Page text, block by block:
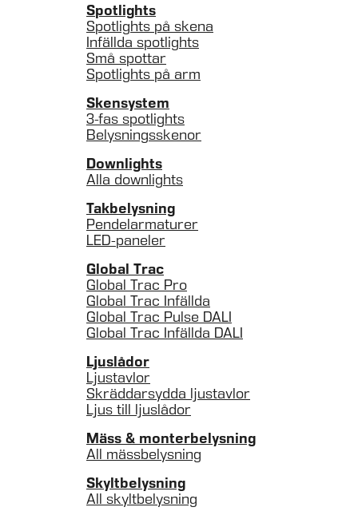
Spotlights
Spotlights på skena
Infällda spotlights
Små spottar
Spotlights på arm
Skensystem
3-fas spotlights
Belysningsskenor
Downlights
Alla downlights
Takbelysning
Pendelarmaturer
LED-paneler
Global Trac
Global Trac Pro
Global Trac Infällda
Global Trac Pulse DALI
Global Trac Infällda DALI
Ljuslådor
Ljustavlor
Skräddarsydda ljustavlor
Ljus till ljuslådor
Mäss & monterbelysning
All mässbelysning
Skyltbelysning
All skyltbelysning